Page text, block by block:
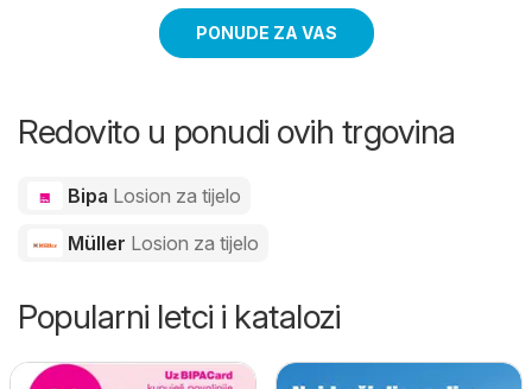
PONUDE ZA VAS
Redovito u ponudi ovih trgovina
Bipa Losion za tijelo
Müller Losion za tijelo
Popularni letci i katalozi